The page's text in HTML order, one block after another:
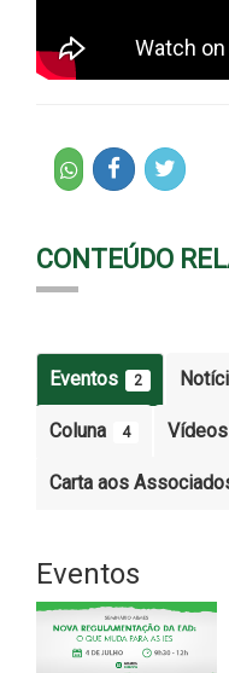
CONTEÚDO
Eventos 2
Coluna 4 Vídeos
Carta aos
Eventos